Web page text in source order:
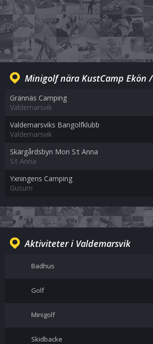
Minigolf nära KustCamp Ekön
Grännäs Camping
Valdemarsvik
Valdemarsviks Bangolfklubb
Valdemarsvik
Skärgårdsbyn Mon S:t Anna
S:t Anna
Yxningens Camping
Gusum
Aktiviteter i Valdemarsvik
Badhus
Golf
Minigolf
Skidbacke